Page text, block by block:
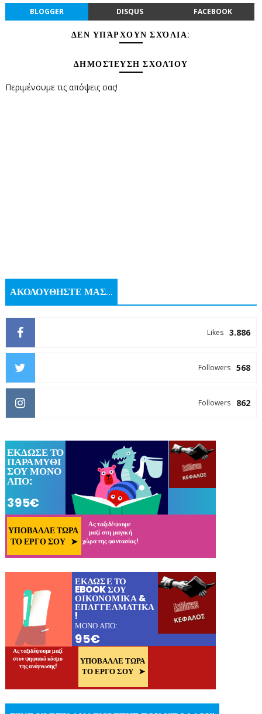
BLOGGER DISQUS FACEBOOK
ΔΕΝ ΥΠΆΡΧΟΥΝ ΣΧΌΛΙΑ:
ΔΗΜΟΣΊΕΥΣΗ ΣΧΟΛΊΟΥ
Περιμένουμε τις απόψεις σας!
ΑΚΟΛΟΥΘΗΣΤΕ ΜΑΣ...
3.886
Likes
568
Followers
862
Followers